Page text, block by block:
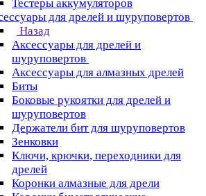
Тестеры аккумуляторов
для дрелей и шуруповертов
Назад
Аксессуары для дрелей и
шуруповертов
Аксессуары для алмазных дрелей
Биты
Боковые рукоятки для дрелей и
шуруповертов
Держатели бит для шуруповертов
Зенковки
Ключи, крючки, переходники для
дрелей
Коронки алмазные для дрели